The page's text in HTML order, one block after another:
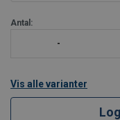
Antal:
Vis alle varianter